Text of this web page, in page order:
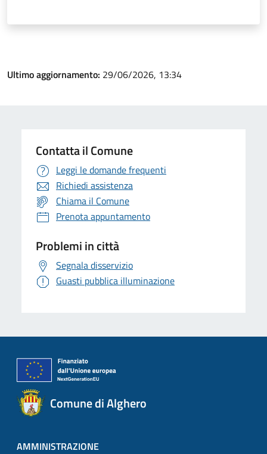
Ultimo aggiornamento: 29/06/2026, 13:34
Contatta il Comune
Leggi le domande frequenti
Richiedi assistenza
Chiama il Comune
Prenota appuntamento
Problemi in città
Segnala disservizio
Guasti pubblica illuminazione
Comune di Alghero
AMMINISTRAZIONE